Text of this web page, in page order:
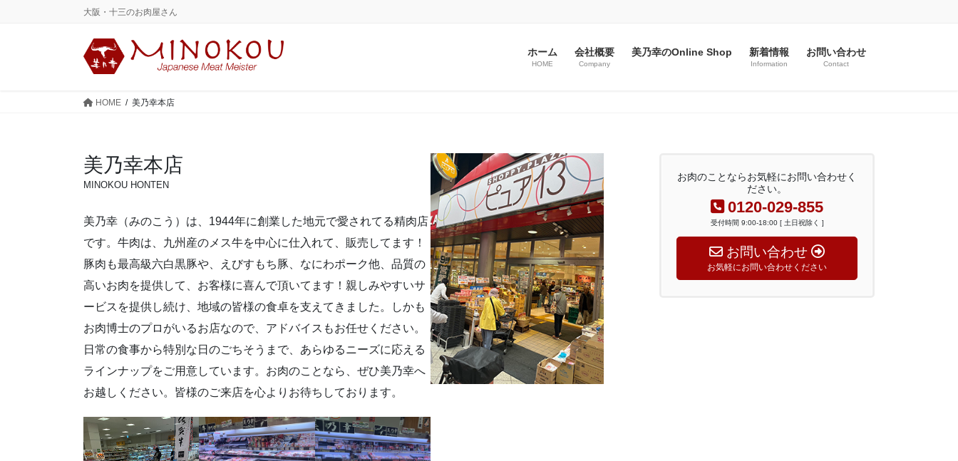
大阪・十三のお肉屋さん
ホーム
HOME
会社概要
Company
美乃幸のOnline Shop 新着情報
Information
お問い合わせ
Contact
HOME 美乃幸本店
美乃幸本店
MINOKOU HONTEN
美乃幸（みのこう）は、1944年に創業した地元で愛されてる精肉店
です。牛肉は、九州産のメス牛を中心に仕入れて、販売してます！
豚肉も最高級六白黒豚や、えびすもち豚、なにわポーク他、品質の
高いお肉を提供して、お客様に喜んで頂いてます！親しみやすいサ
ービスを提供し続け、地域の皆様の食卓を支えてきました。しかも
お肉博士のプロがいるお店なので、アドバイスもお任せください。
日常の食事から特別な日のごちそうまで、あらゆるニーズに応える
ラインナップをご用意しています。お肉のことなら、ぜひ美乃幸へ
お越しください。皆様のご来店を心よりお待ちしております。
お肉のことならお気軽にお問い合わせく
ださい。
0120-029-855
受付時間 9:00-18:00 [ 土日祝除く ]
お問い合わせ
お気軽にお問い合わせください